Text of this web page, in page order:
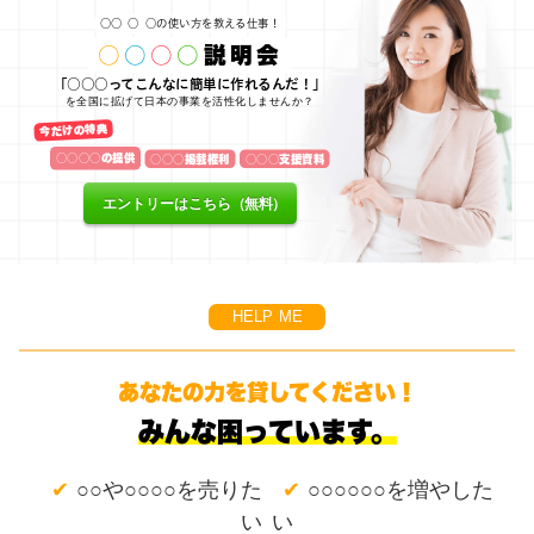
○○ ○ ○の使い方を教える仕事！
○○○○説明会
「○○○ってこんなに簡単に作れるんだ！」
を全国に拡げて日本の事業を活性化しませんか？
今だけの特典
○○○○の提供 ○○○掲載権利 ○○○支援資料
エントリーはこちら（無料）
HELP ME
あなたの力を貸してください！
みんな困っています。
✔ ○○や○○○○を売りた
い
✔ ○○○○○○を増やした
い